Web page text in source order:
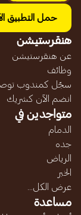
حمل التطبيق
هنقرستيشن
عن هنقرستيشن
وظائف
سجّل كمندوب
انضم الآن كشريك
متواجدين في
الدمام
جده
الرياض
الخبر
عرض الكل...
مساعدة